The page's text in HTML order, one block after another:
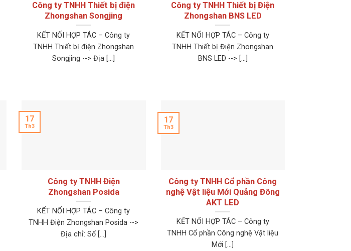
Công ty TNHH Thiết bị điện
Zhongshan Songjing
KẾT NỐI HỢP TÁC – Công ty
TNHH Thiết bị điện Zhongshan
Songjing --> Địa [...]
Công ty TNHH Thiết bị Điện
Zhongshan BNS LED
KẾT NỐI HỢP TÁC – Công ty
TNHH Thiết bị Điện Zhongshan
BNS LED --> [...]
Công ty TNHH Điện
Zhongshan Posida
KẾT NỐI HỢP TÁC – Công ty
TNHH Điện Zhongshan Posida -->
Địa chỉ: Số [...]
17
Th3
Công ty TNHH Cổ phần Công
nghệ Vật liệu Mới Quảng Đông
AKT LED
KẾT NỐI HỢP TÁC – Công ty
TNHH Cổ phần Công nghệ Vật liệu
Mới [...]
17
Th3